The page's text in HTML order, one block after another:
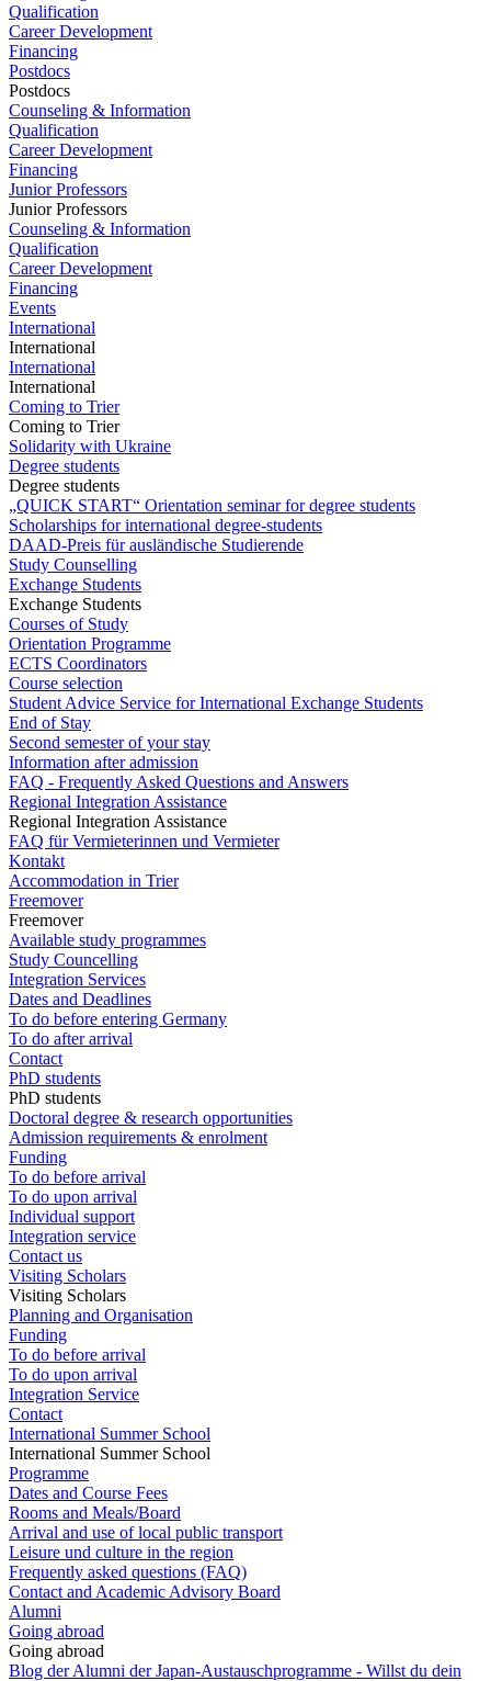
Qualification
Career Development
Financing
Postdocs
Postdocs
Counseling & Information
Qualification
Career Development
Financing
Junior Professors
Junior Professors
Counseling & Information
Qualification
Career Development
Financing
Events
International
International
International
International
Coming to Trier
Coming to Trier
Solidarity with Ukraine
Degree students
Degree students
„QUICK START“ Orientation seminar for degree students
Scholarships for international degree-students
DAAD-Preis für ausländische Studierende
Study Counselling
Exchange Students
Exchange Students
Courses of Study
Orientation Programme
ECTS Coordinators
Course selection
Student Advice Service for International Exchange Students
End of Stay
Second semester of your stay
Information after admission
FAQ - Frequently Asked Questions and Answers
Regional Integration Assistance
Regional Integration Assistance
FAQ für Vermieterinnen und Vermieter
Kontakt
Accommodation in Trier
Freemover
Freemover
Available study programmes
Study Councelling
Integration Services
Dates and Deadlines
To do before entering Germany
To do after arrival
Contact
PhD students
PhD students
Doctoral degree & research opportunities
Admission requirements & enrolment
Funding
To do before arrival
To do upon arrival
Individual support
Integration service
Contact us
Visiting Scholars
Visiting Scholars
Planning and Organisation
Funding
To do before arrival
To do upon arrival
Integration Service
Contact
International Summer School
International Summer School
Programme
Dates and Course Fees
Rooms and Meals/Board
Arrival and use of local public transport
Leisure und culture in the region
Frequently asked questions (FAQ)
Contact and Academic Advisory Board
Alumni
Going abroad
Going abroad
Blog der Alumni der Japan-Austauschprogramme - Willst du dein